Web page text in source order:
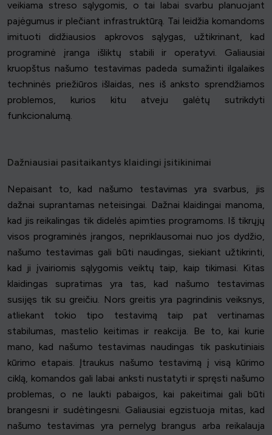
veikiama streso sąlygomis, o tai labai svarbu planuojant
pajėgumus ir plečiant infrastruktūrą. Tai leidžia komandoms
imituoti didžiausios apkrovos sąlygas, užtikrinant, kad
programinė įranga išliktų stabili ir operatyvi. Galiausiai
kruopštus našumo testavimas padeda sumažinti ilgalaikes
techninės priežiūros išlaidas, nes iš anksto sprendžiamos
problemos, kurios kitu atveju galėtų sutrikdyti
funkcionalumą.
Dažniausiai pasitaikantys klaidingi įsitikinimai
Nepaisant to, kad našumo testavimas yra svarbus, jis
dažnai suprantamas neteisingai. Dažnai klaidingai manoma,
kad jis reikalingas tik didelės apimties programoms. Iš tikrųjų
visos programinės įrangos, nepriklausomai nuo jos dydžio,
našumo testavimas gali būti naudingas, siekiant užtikrinti,
kad ji įvairiomis sąlygomis veiktų taip, kaip tikimasi. Kitas
klaidingas supratimas yra tas, kad našumo testavimas
susijęs tik su greičiu. Nors greitis yra pagrindinis veiksnys,
atliekant tokio tipo testavimą taip pat vertinamas
stabilumas, mastelio keitimas ir reakcija. Be to, kai kurie
mano, kad našumo testavimas naudingas tik paskutiniais
kūrimo etapais. Įtraukus našumo testavimą į visą kūrimo
ciklą, komandos gali labai anksti nustatyti ir spręsti našumo
problemas, o ne laukti pabaigos, kai pakeitimai gali būti
brangesni ir sudėtingesni. Galiausiai egzistuoja mitas, kad
našumo testavimas yra pernelyg brangus arba reikalauja